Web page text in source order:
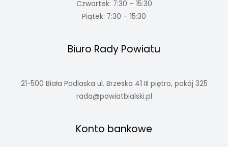
Czwartek: 7:30 – 15:30
Piątek: 7:30 – 15:30
Biuro Rady Powiatu
21-500 Biała Podlaska ul. Brzeska 41 III piętro, pokój 325
rada@powiatbialski.pl
Konto bankowe